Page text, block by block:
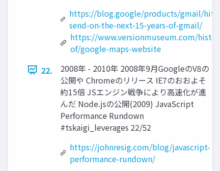
https://blog.google/products/gmail/
send-on-the-next-15-years-of-gmail/
https://www.versionmuseum.com/
of/google-maps-website
22.
2008年 - 2010年 2008年9月GoogleのV8の
公開や Chromeのリリース IE7のおおよそ
約15倍 JSエンジン戦争により高速化が進
んだ Node.jsの公開(2009) JavaScript
Performance Rundown
#tskaigi_leverages 22/52
https://johnresig.com/blog/javascript-
performance-rundown/